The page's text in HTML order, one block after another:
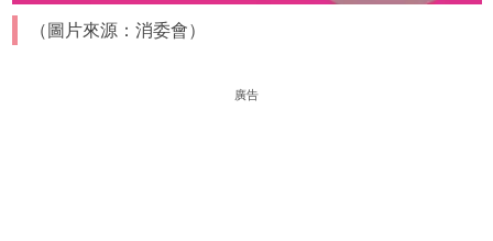
（圖片來源：消委會）
廣告